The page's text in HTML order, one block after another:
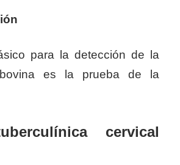
para la detección de la
bovina es la prueba de la
cervical